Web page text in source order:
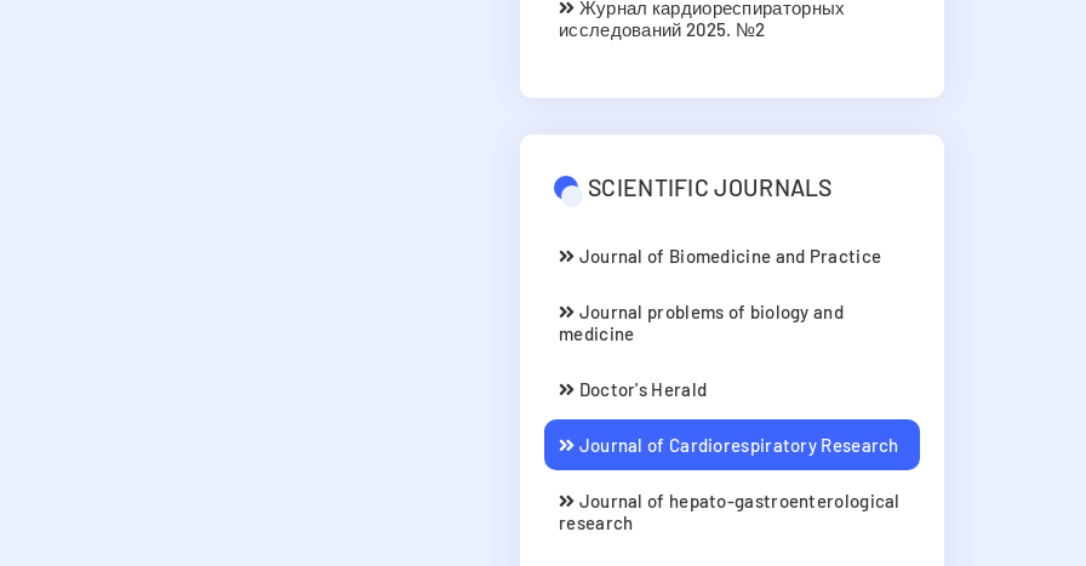
Журнал кардиореспираторных
исследований 2025. №2
SCIENTIFIC JOURNALS
Journal of Biomedicine and Practice
Journal problems of biology and
medicine
Doctor's Herald
Journal of Cardiorespiratory Research
Journal of hepato-gastroenterological
research